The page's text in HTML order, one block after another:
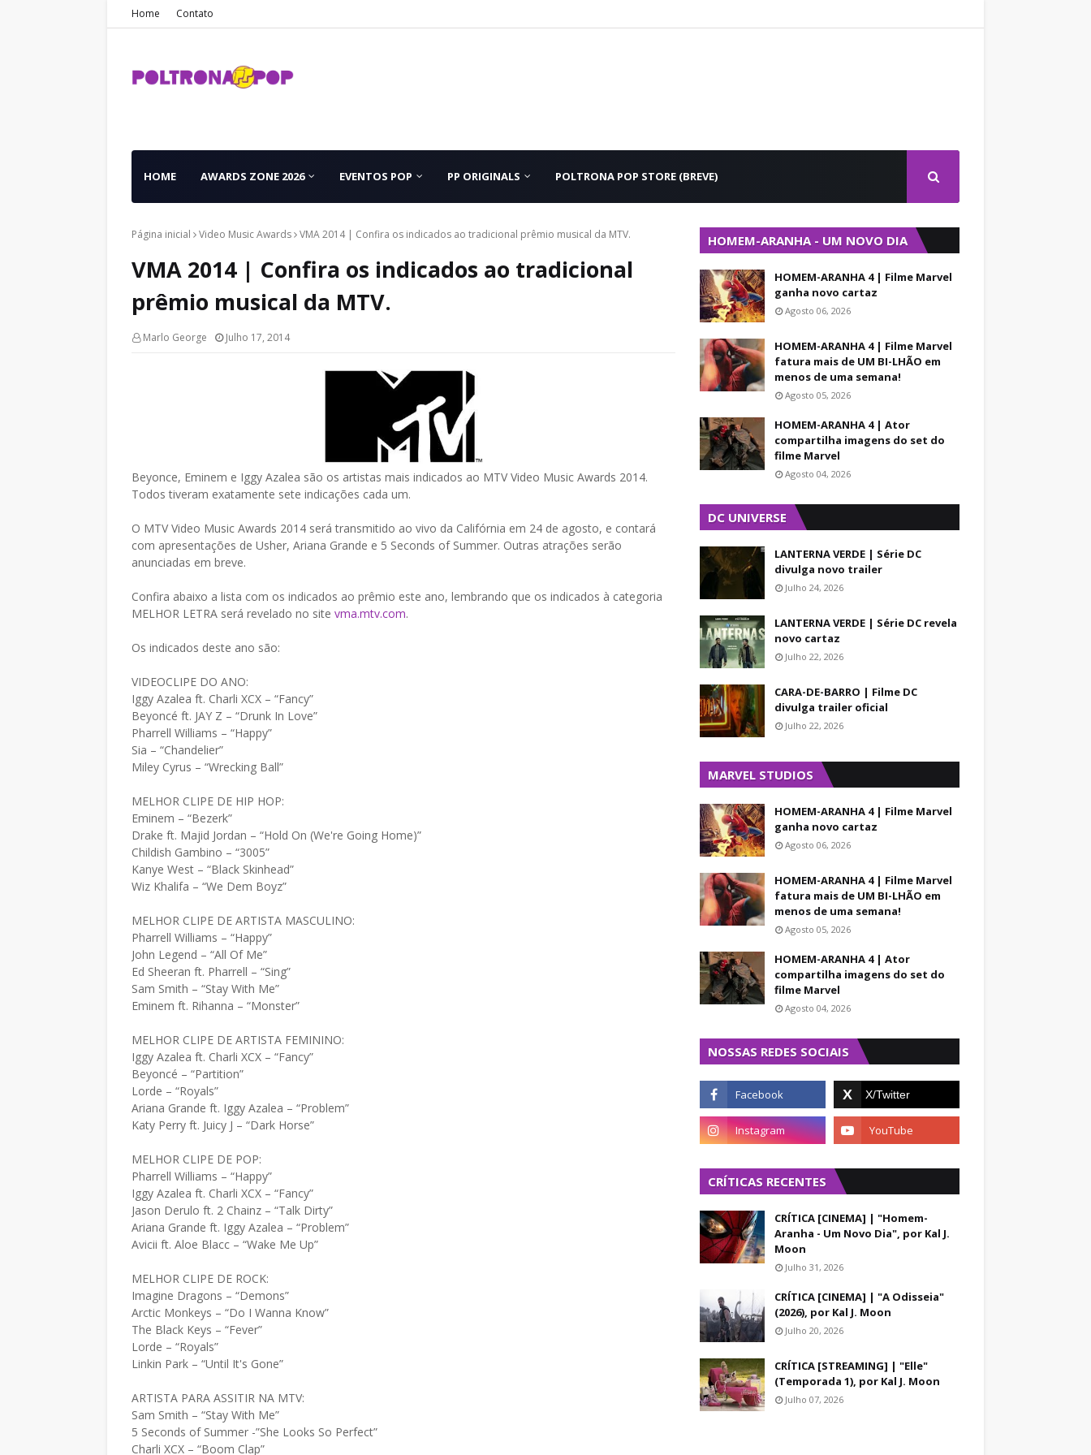
Home Contato
HOME AWARDS ZONE 2026 EVENTOS POP PP ORIGINALS POLTRONA POP STORE (BREVE)
Página inicial Video Music Awards VMA 2014 | Confira os indicados ao tradicional prêmio musical da MTV.
VMA 2014 | Confira os indicados ao tradicional
prêmio musical da MTV.
Marlo George Julho 17, 2014
Beyonce, Eminem e Iggy Azalea são os artistas mais indicados ao MTV Video Music Awards 2014.
Todos tiveram exatamente sete indicações cada um.
O MTV Video Music Awards 2014 será transmitido ao vivo da Califórnia em 24 de agosto, e contará
com apresentações de Usher, Ariana Grande e 5 Seconds of Summer. Outras atrações serão
anunciadas em breve.
Confira abaixo a lista com os indicados ao prêmio este ano, lembrando que os indicados à categoria
MELHOR LETRA será revelado no site vma.mtv.com.
Os indicados deste ano são:
VIDEOCLIPE DO ANO:
Iggy Azalea ft. Charli XCX – “Fancy”
Beyoncé ft. JAY Z – “Drunk In Love”
Pharrell Williams – “Happy”
Sia – “Chandelier”
Miley Cyrus – “Wrecking Ball”
MELHOR CLIPE DE HIP HOP:
Eminem – “Bezerk”
Drake ft. Majid Jordan – “Hold On (We're Going Home)”
Childish Gambino – “3005”
Kanye West – “Black Skinhead”
Wiz Khalifa – “We Dem Boyz”
MELHOR CLIPE DE ARTISTA MASCULINO:
Pharrell Williams – “Happy”
John Legend – “All Of Me”
Ed Sheeran ft. Pharrell – “Sing”
Sam Smith – “Stay With Me”
Eminem ft. Rihanna – “Monster”
MELHOR CLIPE DE ARTISTA FEMININO:
Iggy Azalea ft. Charli XCX – “Fancy”
Beyoncé – “Partition”
Lorde – “Royals”
Ariana Grande ft. Iggy Azalea – “Problem”
Katy Perry ft. Juicy J – “Dark Horse”
MELHOR CLIPE DE POP:
Pharrell Williams – “Happy”
Iggy Azalea ft. Charli XCX – “Fancy”
Jason Derulo ft. 2 Chainz – “Talk Dirty”
Ariana Grande ft. Iggy Azalea – “Problem”
Avicii ft. Aloe Blacc – “Wake Me Up”
MELHOR CLIPE DE ROCK:
Imagine Dragons – “Demons”
Arctic Monkeys – “Do I Wanna Know”
The Black Keys – “Fever”
Lorde – “Royals”
Linkin Park – “Until It's Gone”
ARTISTA PARA ASSITIR NA MTV:
Sam Smith – “Stay With Me”
5 Seconds of Summer -”She Looks So Perfect”
Charli XCX – “Boom Clap”
HOMEM-ARANHA - UM NOVO DIA
HOMEM-ARANHA 4 | Filme Marvel
ganha novo cartaz
Agosto 06, 2026
HOMEM-ARANHA 4 | Filme Marvel
fatura mais de UM BI-LHÃO em
menos de uma semana!
Agosto 05, 2026
HOMEM-ARANHA 4 | Ator
compartilha imagens do set do
filme Marvel
Agosto 04, 2026
DC UNIVERSE
LANTERNA VERDE | Série DC
divulga novo trailer
Julho 24, 2026
LANTERNA VERDE | Série DC revela
novo cartaz
Julho 22, 2026
CARA-DE-BARRO | Filme DC
divulga trailer oficial
Julho 22, 2026
MARVEL STUDIOS
HOMEM-ARANHA 4 | Filme Marvel
ganha novo cartaz
Agosto 06, 2026
HOMEM-ARANHA 4 | Filme Marvel
fatura mais de UM BI-LHÃO em
menos de uma semana!
Agosto 05, 2026
HOMEM-ARANHA 4 | Ator
compartilha imagens do set do
filme Marvel
Agosto 04, 2026
NOSSAS REDES SOCIAIS
CRÍTICAS RECENTES
CRÍTICA [CINEMA] | "Homem-
Aranha - Um Novo Dia", por Kal J.
Moon
Julho 31, 2026
CRÍTICA [CINEMA] | "A Odisseia"
(2026), por Kal J. Moon
Julho 20, 2026
CRÍTICA [STREAMING] | "Elle"
(Temporada 1), por Kal J. Moon
Julho 07, 2026